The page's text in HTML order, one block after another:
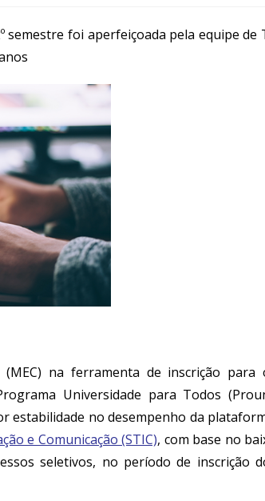
semestre foi aperfeiçoada pela equipe de
na ferramenta de inscrição para
Universidade para Todos (
estabilidade no desempenho da
e Comunicação (STIC), com base no
seletivos, no período de inscrição